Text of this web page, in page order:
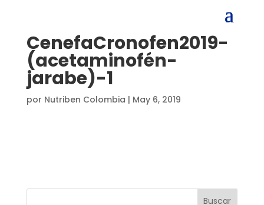
CenefaCronofen2019-
(acetaminofén-
jarabe)-1
por Nutriben Colombia | May 6, 2019